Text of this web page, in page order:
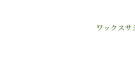
ワックスサ